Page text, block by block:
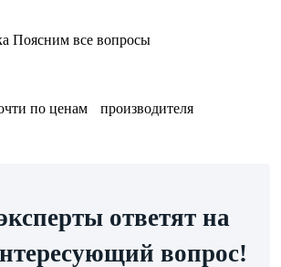
Поясним все вопросы
по ценам производителя
ответят на
вопрос!